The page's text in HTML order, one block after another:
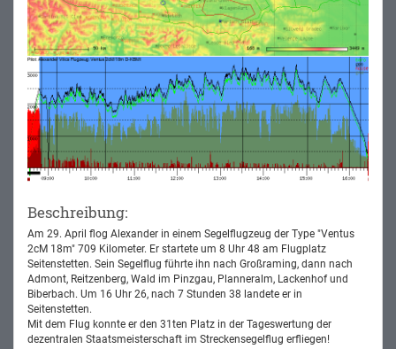
Beschreibung:
Am 29. April flog Alexander in einem Segelflugzeug der Type "Ventus
2cM 18m" 709 Kilometer. Er startete um 8 Uhr 48 am Flugplatz
Seitenstetten. Sein Segelflug führte ihn nach Großraming, dann nach
Admont, Reitzenberg, Wald im Pinzgau, Planneralm, Lackenhof und
Biberbach. Um 16 Uhr 26, nach 7 Stunden 38 landete er in
Seitenstetten.
Mit dem Flug konnte er den 31ten Platz in der Tageswertung der
dezentralen Staatsmeisterschaft im Streckensegelflug erfliegen!